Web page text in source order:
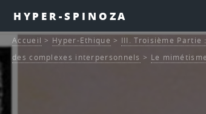
HYPER-SPINOZA
Accueil > Hyper-Ethique > III. Troisième
des complexes interpersonnels > Le